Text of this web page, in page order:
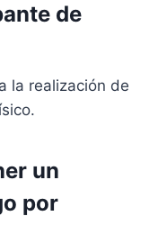
de
la realización de
un
por